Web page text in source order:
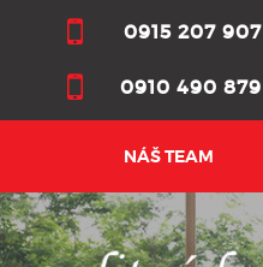
0915 207 907
0910 490 879
NÁŠ TEAM